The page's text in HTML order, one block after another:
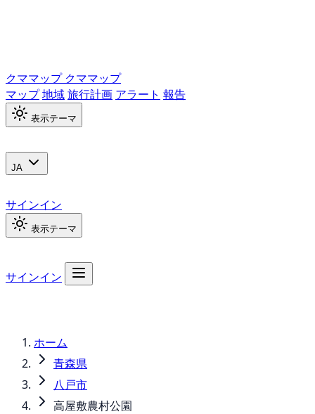
クママップ クママップ
マップ地域旅行計画 アラート 報告
表示テーマ
JA
サインイン
表示テーマ
サインイン
ホーム
青森県
八戸市
高屋敷農村公園